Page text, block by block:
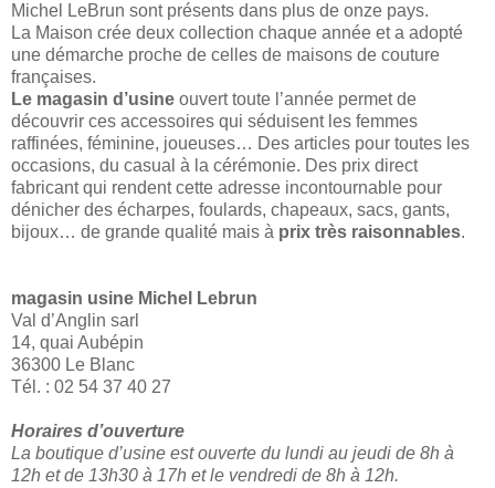
Michel LeBrun sont présents dans plus de onze pays.
La Maison crée deux collection chaque année et a adopté
une démarche proche de celles de maisons de couture
françaises.
Le magasin d’usine ouvert toute l’année permet de
découvrir ces accessoires qui séduisent les femmes
raffinées, féminine, joueuses… Des articles pour toutes les
occasions, du casual à la cérémonie. Des prix direct
fabricant qui rendent cette adresse incontournable pour
dénicher des écharpes, foulards, chapeaux, sacs, gants,
bijoux… de grande qualité mais à prix très raisonnables.
magasin usine Michel Lebrun
Val d’Anglin sarl
14, quai Aubépin
36300 Le Blanc
Tél. : 02 54 37 40 27
Horaires d’ouverture
La boutique d’usine est ouverte du lundi au jeudi de 8h à
12h et de 13h30 à 17h et le vendredi de 8h à 12h.